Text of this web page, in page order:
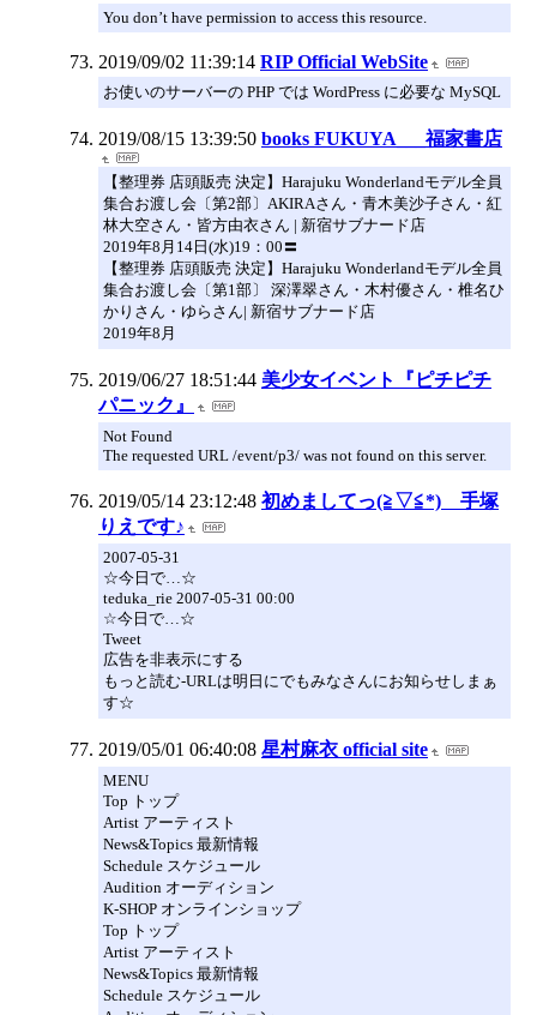
You don’t have permission to access this resource.
2019/09/02 11:39:14 RIP Official WebSite
お使いのサーバーの PHP では WordPress に必要な MySQL
2019/08/15 13:39:50 books FUKUYA___福家書店
【整理券 店頭販売 決定】Harajuku Wonderlandモデル全員
集合お渡し会〔第2部〕AKIRAさん・青木美沙子さん・紅
林大空さん・皆方由衣さん | 新宿サブナード店
2019年8月14日(水)19：00〓
【整理券 店頭販売 決定】Harajuku Wonderlandモデル全員
集合お渡し会〔第1部〕 深澤翠さん・木村優さん・椎名ひ
かりさん・ゆらさん| 新宿サブナード店
2019年8月
2019/06/27 18:51:44 美少女イベント『ピチピチ
パニック』
Not Found
The requested URL /event/p3/ was not found on this server.
2019/05/14 23:12:48 初めましてっ(≧▽≦*) 手塚
りえです♪
2007-05-31
☆今日で…☆
teduka_rie 2007-05-31 00:00
☆今日で…☆
Tweet
広告を非表示にする
もっと読む-URLは明日にでもみなさんにお知らせしまぁ
す☆
2019/05/01 06:40:08 星村麻衣 official site
MENU
Top トップ
Artist アーティスト
News&Topics 最新情報
Schedule スケジュール
Audition オーディション
K-SHOP オンラインショップ
Top トップ
Artist アーティスト
News&Topics 最新情報
Schedule スケジュール